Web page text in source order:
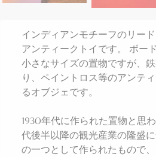
インディアンモチーフのリー
アンティークトイです。 ボー
小さなサイズの置物ですが、
り、ペイントロス等のアンテ
るオブジェです。
1930年代に作られた置物と思
代後半以降の観光産業の隆盛
の一つとして作られたもので